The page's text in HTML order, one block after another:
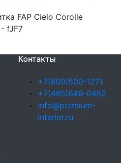
FAP Cielo Corolle
fJF7
Контакты
+7(800)500-1271
+7(495)646-0482
info@premium-
interior.ru